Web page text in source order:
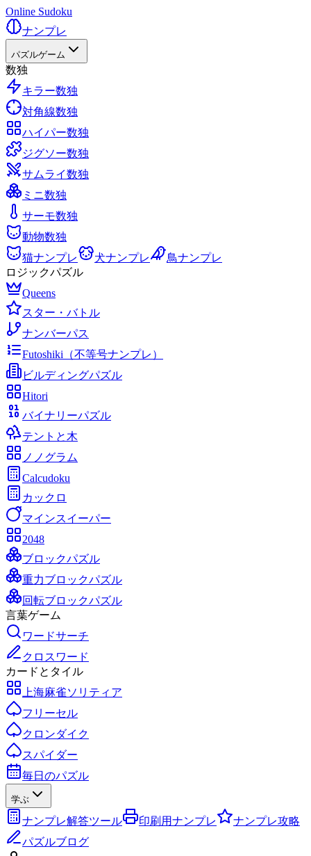
Online Sudoku
ナンプレ
パズルゲーム
数独
キラー数独
対角線数独
ハイパー数独
ジグソー数独
サムライ数独
ミニ数独
サーモ数独
動物数独
猫ナンプレ
犬ナンプレ
鳥ナンプレ
ロジックパズル
Queens
スター・バトル
ナンバーパス
Futoshiki（不等号ナンプレ）
ビルディングパズル
Hitori
バイナリーパズル
テントと木
ノノグラム
Calcudoku
カックロ
マインスイーパー
2048
ブロックパズル
重力ブロックパズル
回転ブロックパズル
言葉ゲーム
ワードサーチ
クロスワード
カードとタイル
上海麻雀ソリティア
フリーセル
クロンダイク
スパイダー
毎日のパズル
学ぶ
ナンプレ解答ツール 印刷用ナンプレ
ナンプレ攻略
パズルブログ